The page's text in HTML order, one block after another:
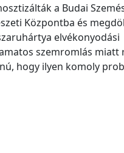
a Budai
Központba és
elvékonyodási
szemromlás miatt
hogy ilyen komoly